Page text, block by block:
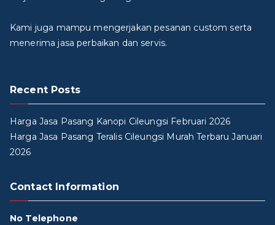
Kami juga mampu mengerjakan pesanan custom serta
menerima jasa perbaikan dan servis.
Recent Posts
Harga Jasa Pasang Kanopi Cileungsi Februari 2026
Harga Jasa Pasang Teralis Cileungsi Murah Terbaru Januari
2026
Contact Information
No Telephone